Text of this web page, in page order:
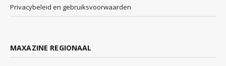
Privacybeleid en gebruiksvoorwaarden
MAXAZINE REGIONAAL